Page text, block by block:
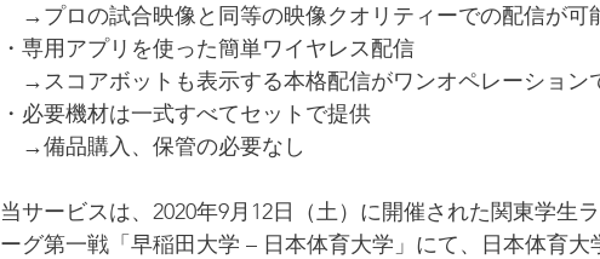
→プロの試合映像と同等の映像クオリティーでの配信が可
・専用アプリを使った簡単ワイヤレス配信
→スコアボットも表示する本格配信がワンオペレーション
・必要機材は一式すべてセットで提供
→備品購入、保管の必要なし
当サービスは、2020年9月12日（土）に開催された関東学生
ーグ第一戦「早稲田大学 – 日本体育大学」にて、日本体育大